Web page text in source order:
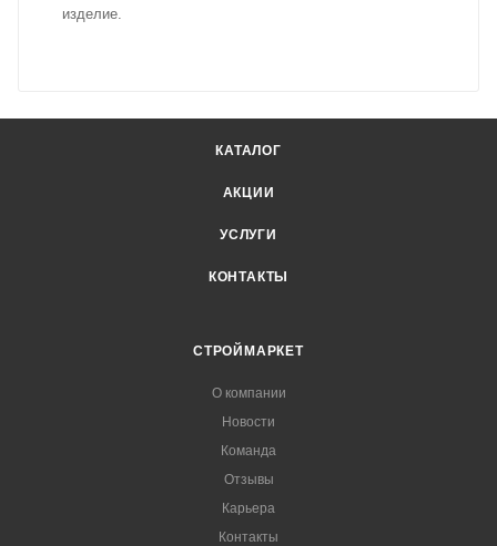
изделие.
КАТАЛОГ
АКЦИИ
УСЛУГИ
КОНТАКТЫ
СТРОЙМАРКЕТ
О компании
Новости
Команда
Отзывы
Карьера
Контакты